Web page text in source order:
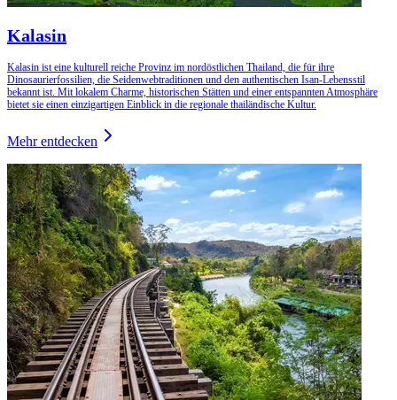
Kalasin
Kalasin ist eine kulturell reiche Provinz im nordöstlichen Thailand, die für ihre
Dinosaurierfossilien, die Seidenwebtraditionen und den authentischen Isan-Lebensstil
bekannt ist. Mit lokalem Charme, historischen Stätten und einer entspannten Atmosphäre
bietet sie einen einzigartigen Einblick in die regionale thailändische Kultur.
Mehr entdecken